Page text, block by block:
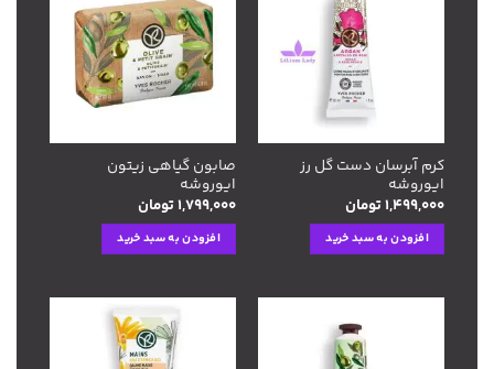
علاقه
مندی
کرم آبرسان دست گل رز
ایوروشه
۱,۴۹۹,۰۰۰تومان
افزودن به سبد خرید
افزودن
به
علاقه
مندی
ها
صابون گیاهی زیتون
ایوروشه
۱,۷۹۹,۰۰۰تومان
افزودن به سبد خرید